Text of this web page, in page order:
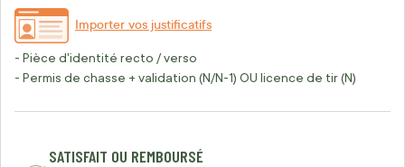
Importer vos justificatifs
- Pièce d'identité recto / verso
- Permis de chasse + validation (N/N-1) OU licence de tir (N)
SATISFAIT OU REMBOURSÉ